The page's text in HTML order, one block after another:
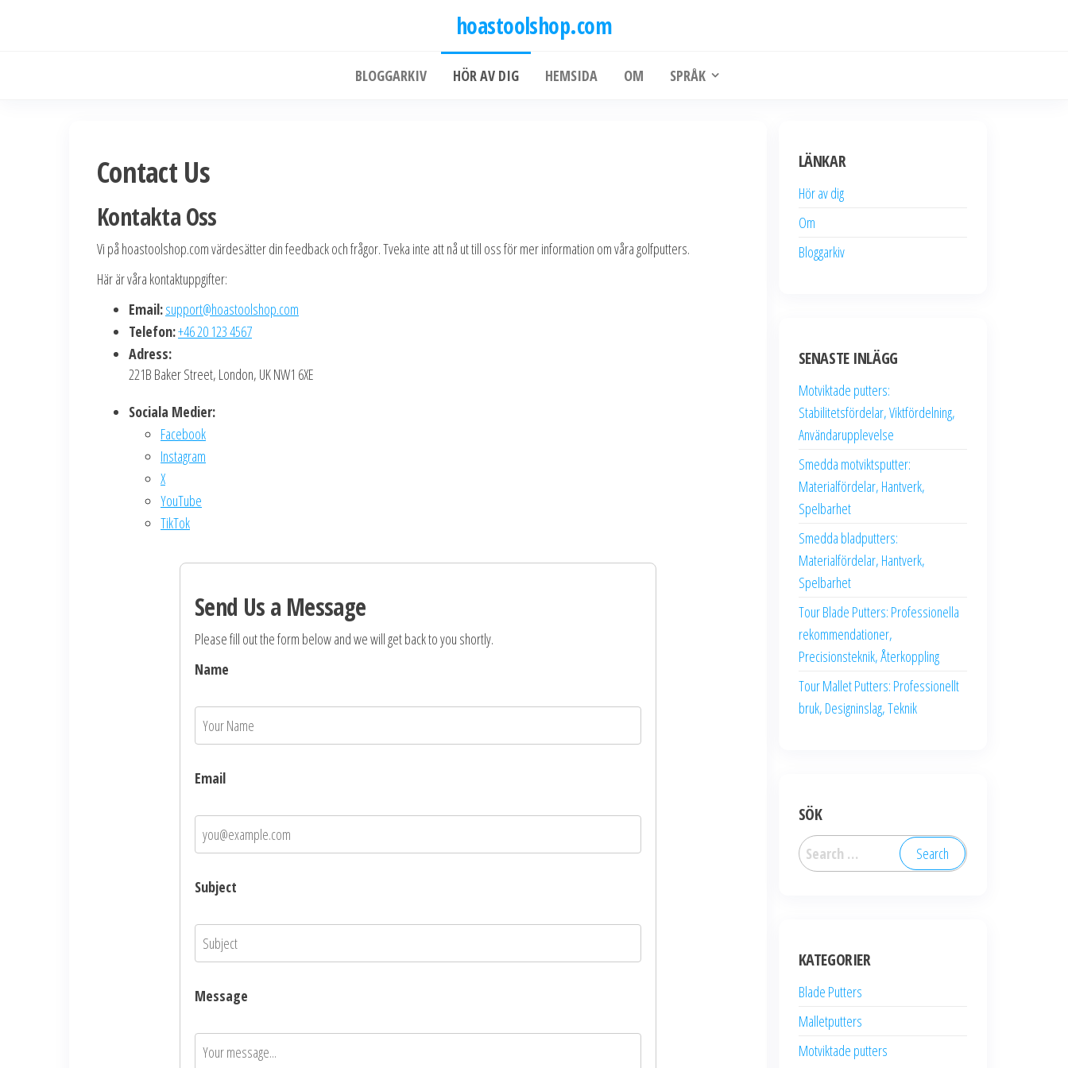
hoastoolshop.com
BLOGGARKIV HÖR AV DIG HEMSIDA OM SPRÅK
Contact Us
Kontakta Oss
Vi på hoastoolshop.com värdesätter din feedback och frågor. Tveka inte att nå ut till oss för mer information om våra golfputters.
Här är våra kontaktuppgifter:
Email:support@hoastoolshop.com
Telefon:+46 20 123 4567
Adress:
221B Baker Street, London, UK NW1 6XE
Sociala Medier:
Facebook
Instagram
X
YouTube
TikTok
Send Us a Message
Please fill out the form below and we will get back to you shortly.
Name
Email
Subject
Message
LÄNKAR
Hör av dig
Om
Bloggarkiv
SENASTE INLÄGG
Motviktade putters:
Stabilitetsfördelar, Viktfördelning,
Användarupplevelse
Smedda motviktsputter:
Materialfördelar, Hantverk,
Spelbarhet
Smedda bladputters:
Materialfördelar, Hantverk,
Spelbarhet
Tour Blade Putters: Professionella
rekommendationer,
Precisionsteknik, Återkoppling
Tour Mallet Putters: Professionellt
bruk, Designinslag, Teknik
SÖK
Search
for:
KATEGORIER
Blade Putters
Malletputters
Motviktade putters